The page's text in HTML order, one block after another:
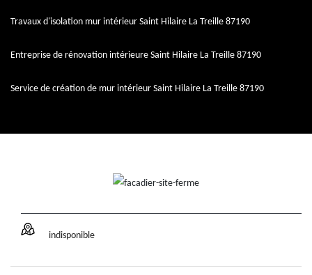
Travaux d'isolation mur intérieur Saint Hilaire La Treille 87190
Entreprise de rénovation intérieure Saint Hilaire La Treille 87190
Service de création de mur intérieur Saint Hilaire La Treille 87190
indisponible